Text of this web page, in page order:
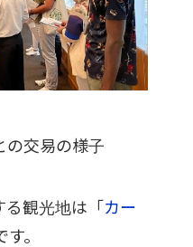
の交易の様子
観光地は「 カー
。